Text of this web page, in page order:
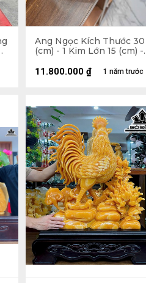
Ang Ngọc Kích Thước 30
(cm) - 1 Kim Lớn 15 (cm) -
1 năm trước
11.800.000 ₫